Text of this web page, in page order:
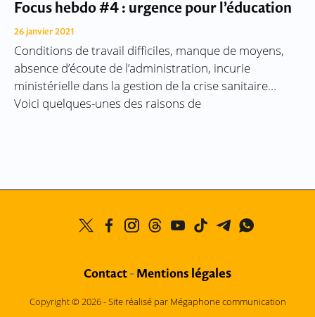
Focus hebdo #4 : urgence pour l’éducation
26 janvier 2021
Conditions de travail difficiles, manque de moyens,
absence d’écoute de l’administration, incurie
ministérielle dans la gestion de la crise sanitaire…
Voici quelques-unes des raisons de
Contact - Mentions légales
Copyright © 2026 -Site réalisé par Mégaphone communication